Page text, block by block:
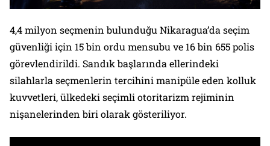
4,4 milyon seçmenin bulunduğu Nikaragua’da seçim
güvenliği için 15 bin ordu mensubu ve 16 bin 655 polis
görevlendirildi. Sandık başlarında ellerindeki
silahlarla seçmenlerin tercihini manipüle eden kolluk
kuvvetleri, ülkedeki seçimli otoritarizm rejiminin
nişanelerinden biri olarak gösteriliyor.